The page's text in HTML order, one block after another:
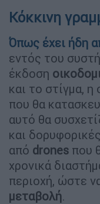
Κόκκινη
Όπως έχει ήδη
εντός του
έκδοση
και το στίγμα,
που θα
αυτό θα
και
από drones που
χρονικά
περιοχή, ώστε
μεταβολή.